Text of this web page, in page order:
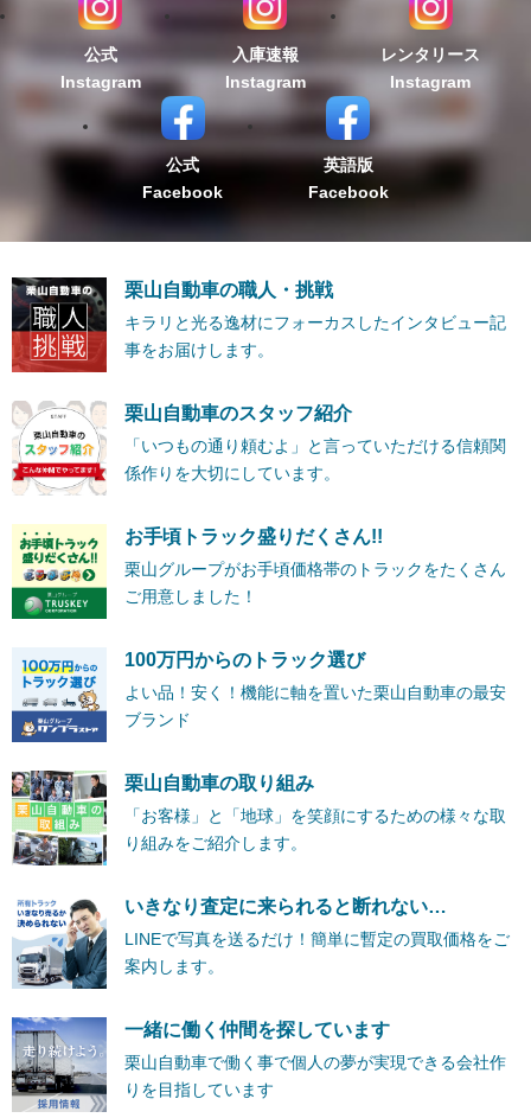
公式
Instagram
入庫速報
Instagram
レンタリース
Instagram
公式
Facebook
英語版
Facebook
栗山自動車の職人・挑戦
キラリと光る逸材にフォーカスしたインタビュー記
事をお届けします。
栗山自動車のスタッフ紹介
「いつもの通り頼むよ」と言っていただける信頼関
係作りを大切にしています。
お手頃トラック盛りだくさん!!
栗山グループがお手頃価格帯のトラックをたくさん
ご用意しました！
100万円からのトラック選び
よい品！安く！機能に軸を置いた栗山自動車の最安
ブランド
栗山自動車の取り組み
「お客様」と「地球」を笑顔にするための様々な取
り組みをご紹介します。
いきなり査定に来られると断れない…
LINEで写真を送るだけ！簡単に暫定の買取価格をご
案内します。
一緒に働く仲間を探しています
栗山自動車で働く事で個人の夢が実現できる会社作
りを目指しています